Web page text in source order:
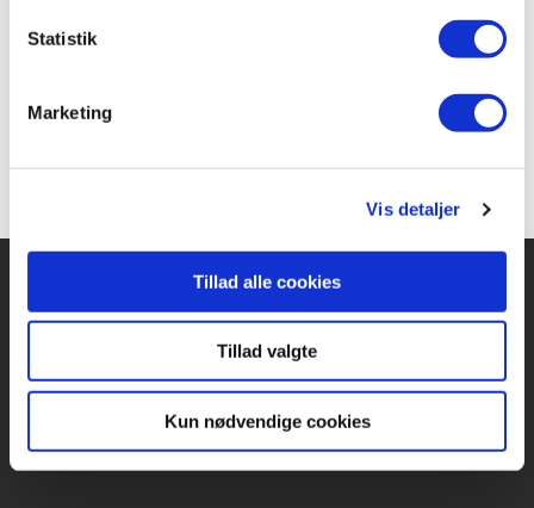
Statistik
Marketing
Vis detaljer
Tillad alle cookies
Tillad valgte
Kun nødvendige cookies
Vognmagergade 11
CVR 76351910